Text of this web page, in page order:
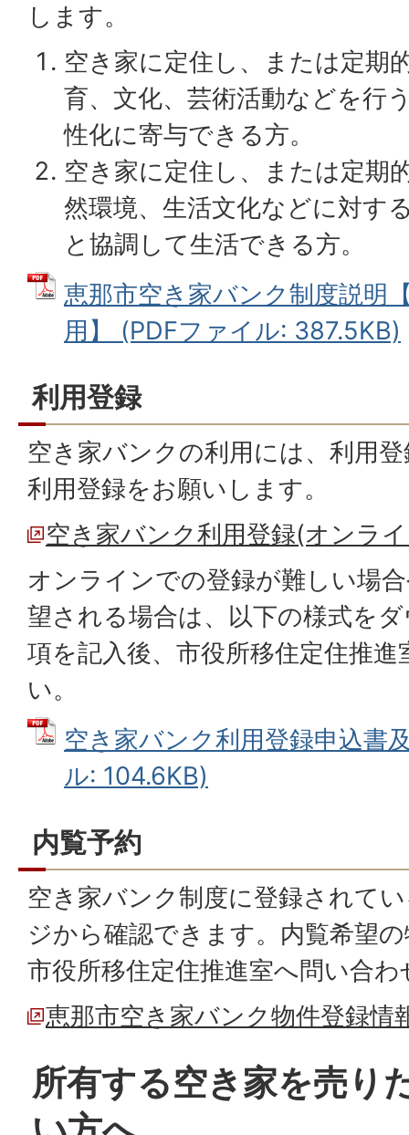
します。
空き家に定住し、または定期
育、文化、芸術活動などを行
性化に寄与できる方。
空き家に定住し、または定期
然環境、生活文化などに対す
と協調して生活できる方。
恵那市空き家バンク制度説明
用】 (PDFファイル: 387.5KB)
利用登録
空き家バンクの利用には、利用
利用登録をお願いします。
空き家バンク利用登録(オンラ
オンラインでの登録が難しい場
望される場合は、以下の様式を
項を記入後、市役所移住定住推
い。
空き家バンク利用登録申込書
ル: 104.6KB)
内覧予約
空き家バンク制度に登録されて
ジから確認できます。内覧希望
市役所移住定住推進室へ問い合
恵那市空き家バンク物件登録情
所有する空き家を売り